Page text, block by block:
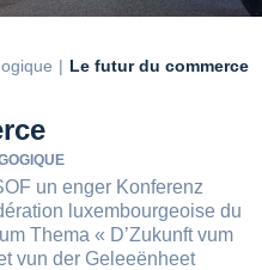
Le futur du commerce
un enger Konferenz
luxembourgeoise du
Thema « D’Zukunft vum
vun der Geleeënheet